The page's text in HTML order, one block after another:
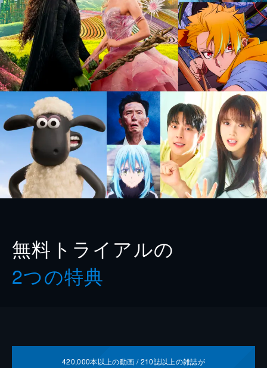
無料トライアルの
2つの特典
420,000本以上の動画 /210誌以上の雑誌が